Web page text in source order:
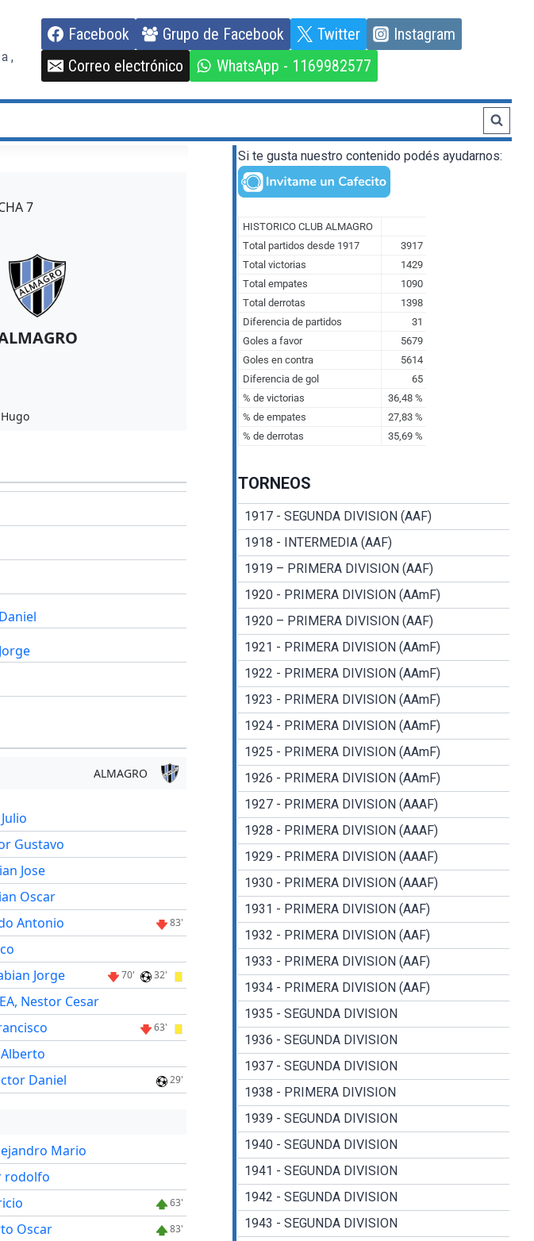
Facebook Grupo de Facebook Twitter
Instagram
Correo electrónico
WhatsApp - 1169982577
7
Hugo
ALMAGRO
Gustavo
Jose
Oscar
Antonio 83'
Jorge 70' 32'
Nestor Cesar
63'
Alberto
Daniel 29'
Mario
rodolfo
63'
Oscar 83'
Si te gusta nuestro contenido podés ayudarnos:
TORNEOS
1917 - SEGUNDA DIVISION (AAF)
1918 - INTERMEDIA (AAF)
1919 – PRIMERA DIVISION (AAF)
1920 - PRIMERA DIVISION (AAmF)
1920 – PRIMERA DIVISION (AAF)
1921 - PRIMERA DIVISION (AAmF)
1922 - PRIMERA DIVISION (AAmF)
1923 - PRIMERA DIVISION (AAmF)
1924 - PRIMERA DIVISION (AAmF)
1925 - PRIMERA DIVISION (AAmF)
1926 - PRIMERA DIVISION (AAmF)
1927 - PRIMERA DIVISION (AAAF)
1928 - PRIMERA DIVISION (AAAF)
1929 - PRIMERA DIVISION (AAAF)
1930 - PRIMERA DIVISION (AAAF)
1931 - PRIMERA DIVISION (AAF)
1932 - PRIMERA DIVISION (AAF)
1933 - PRIMERA DIVISION (AAF)
1934 - PRIMERA DIVISION (AAF)
1935 - SEGUNDA DIVISION
1936 - SEGUNDA DIVISION
1937 - SEGUNDA DIVISION
1938 - PRIMERA DIVISION
1939 - SEGUNDA DIVISION
1940 - SEGUNDA DIVISION
1941 - SEGUNDA DIVISION
1942 - SEGUNDA DIVISION
1943 - SEGUNDA DIVISION